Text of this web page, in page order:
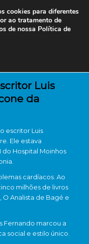
Luis
da
escritor Luis
Ele estava
do Hospital Moinhos
cardíacos. Ao
milhões de livros
Analista de Bagé e
Fernando marcou a
social e estilo único.
cookies para diferentes
ao tratamento de
de nossa Política de